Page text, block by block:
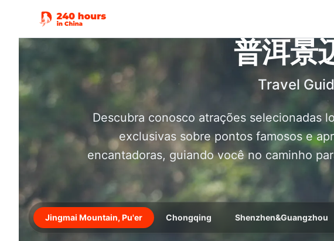
普洱景
Travel
Descubra conosco atrações selecionadas
exclusivas sobre pontos famosos e
encantadoras, guiando você no caminho
Jingmai Mountain, Pu'er Chongqing Shenzhen&Guangzhou